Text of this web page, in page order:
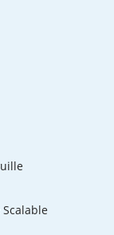
Scalable